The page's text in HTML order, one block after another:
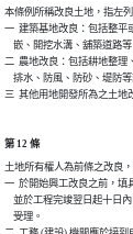
本條例所稱改良土地，指左列
一  建築基地改良：包括整平
嵌、開挖水溝、舖築道路等
二  農地改良：包括耕地整理
排水、防風、防砂、堤防等
三  其他用地開發所為之土地
第 12 條
土地所有權人為前條之改良
一  於開始興工改良之前，填
並於工程完竣翌日起十日
    受理。